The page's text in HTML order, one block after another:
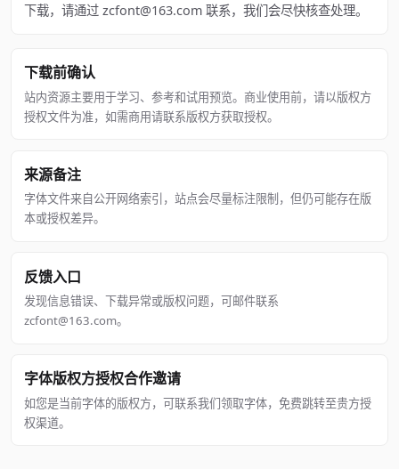
下载，请通过 zcfont@163.com 联系，我们会尽快核查处理。
下载前确认
站内资源主要用于学习、参考和试用预览。商业使用前，请以版权方
授权文件为准，如需商用请联系版权方获取授权。
来源备注
字体文件来自公开网络索引，站点会尽量标注限制，但仍可能存在版
本或授权差异。
反馈入口
发现信息错误、下载异常或版权问题，可邮件联系
zcfont@163.com。
字体版权方授权合作邀请
如您是当前字体的版权方，可联系我们领取字体，免费跳转至贵方授
权渠道。